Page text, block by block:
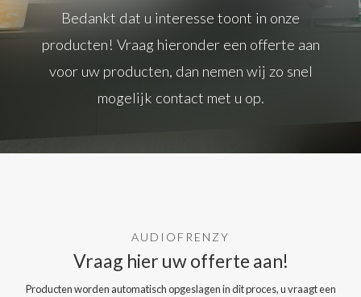
Bedankt dat u interesse toont in onze
producten! Vraag hieronder een offerte aan
voor uw producten, dan nemen wij zo snel
mogelijk contact met u op.
AUDIOFRENZY
Vraag hier uw offerte aan!
Producten worden automatisch opgeslagen in dit proces, u vraagt een